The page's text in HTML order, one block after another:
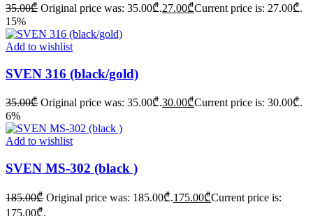
35.00₾ Original price was: 35.00₾.27.00₾Current price is: 27.00₾.
15%
Add to wishlist
SVEN 316 (black/gold)
35.00₾ Original price was: 35.00₾.30.00₾Current price is: 30.00₾.
6%
Add to wishlist
SVEN MS-302 (black )
185.00₾ Original price was: 185.00₾.175.00₾Current price is:
175.00₾.